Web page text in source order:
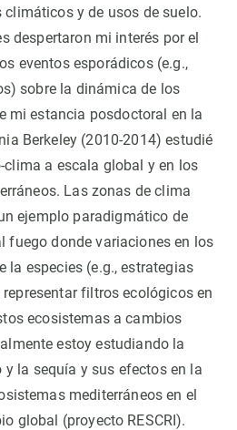
y de usos de suelo.
despertaron mi interés por el
eventos esporádicos (e.g.,
sobre la dinámica de los
mi estancia posdoctoral en la
Berkeley (2010-2014) estudié
clima a escala global y en los
Las zonas de clima
ejemplo paradigmático de
fuego donde variaciones en los
la especies (e.g., estrategias
filtros ecológicos en
ecosistemas a cambios
estoy estudiando la
la sequía y sus efectos en la
mediterráneos en el
global (proyecto RESCRI).